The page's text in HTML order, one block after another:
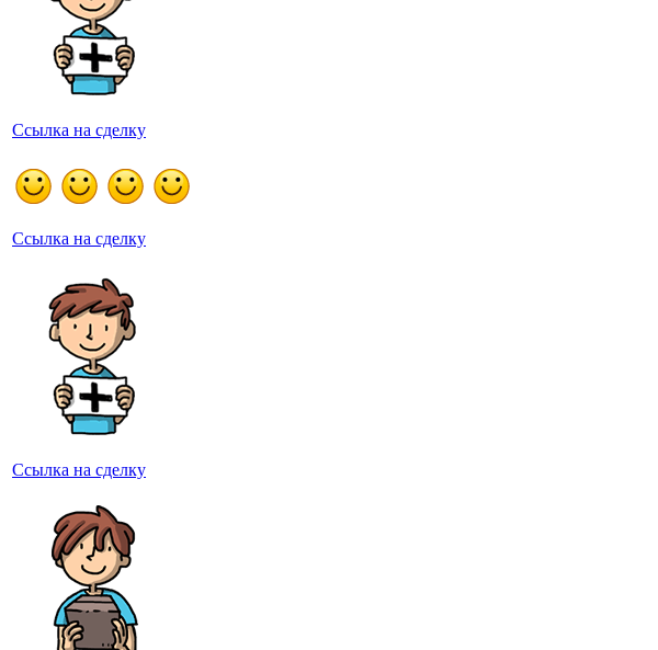
Ссылка на сделку
Ссылка на сделку
Ссылка на сделку